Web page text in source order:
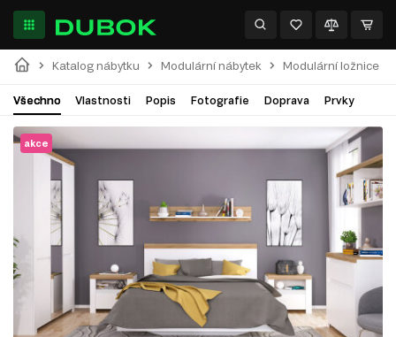
Katalog nábytku Modulární nábytek Modulární ložnice
Všechno Vlastnosti Popis Fotografie Doprava Prvky
akce